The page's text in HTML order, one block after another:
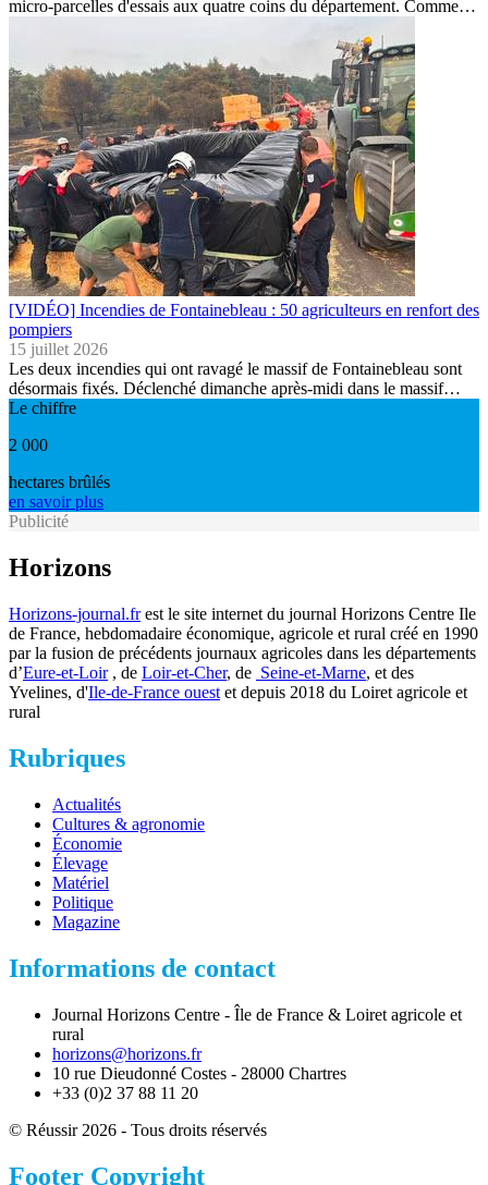
micro-parcelles d'essais aux quatre coins du département. Comme…
[VIDÉO] Incendies de Fontainebleau : 50 agriculteurs en renfort des
pompiers
15 juillet 2026
Les deux incendies qui ont ravagé le massif de Fontainebleau sont
désormais fixés. Déclenché dimanche après-midi dans le massif…
Le chiffre
2 000
hectares brûlés
en savoir plus
Publicité
Horizons
Horizons-journal.frest le site internet du journal Horizons Centre Ile
de France, hebdomadaire économique, agricole et rural créé en 1990
par la fusion de précédents journaux agricoles dans les départements
d’Eure-et-Loir, de Loir-et-Cher, de Seine-et-Marne, et des
Yvelines, d'Ile-de-France ouest et depuis 2018 du Loiret agricole et
rural
Rubriques
Actualités
Cultures & agronomie
Économie
Élevage
Matériel
Politique
Magazine
Informations de contact
Journal Horizons Centre - Île de France & Loiret agricole et
rural
horizons@horizons.fr
10 rue Dieudonné Costes - 28000 Chartres
+33 (0)2 37 88 11 20
© Réussir 2026 - Tous droits réservés
Footer Copyright